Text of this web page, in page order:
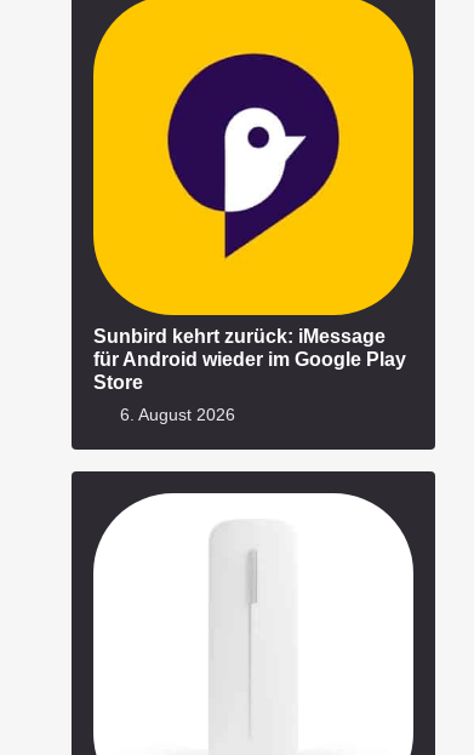
Sunbird kehrt zurück: iMessage
für Android wieder im Google Play
Store
6. August 2026